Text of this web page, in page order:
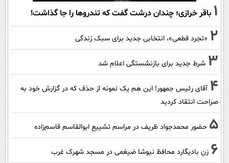
1 باقر خرازی؛ چندان درشت گفت که تندروها را جا گذاشت!
2 «تجرد قطعی»، انتخابی جدید برای سبک زندگی
3 شرط جدید برای بازنشستگی اعلام شد
4 آقای رئیس جمهور! این هم یک نمونه از حذف که در گزارش خود به
صراحت انتقاد کردید
5 حضور محمدجواد ظریف در مراسم تشییع ابوالقاسم قاسم‌زاده
6 زنِ بادیگارد محافظ نیوشا ضیغمی در مسجد شهرک غرب